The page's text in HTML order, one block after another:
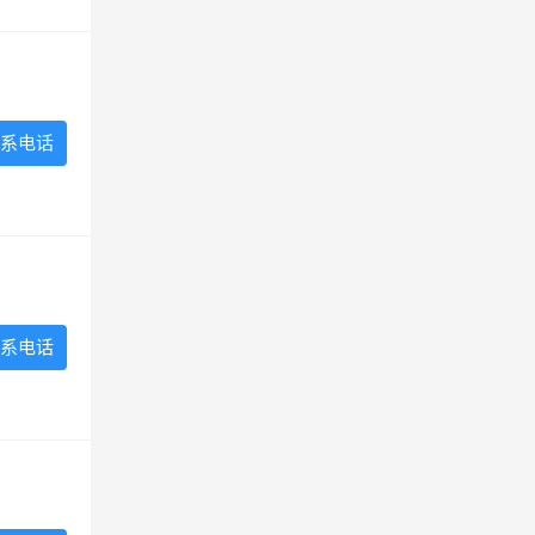
电话
电话